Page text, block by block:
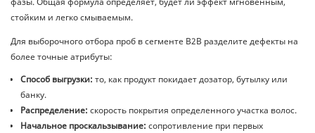
стойким и легко смываемым.
Для выборочного отбора проб в сегменте B2B разделите дефекты на
более точные атрибуты:
Способ выгрузки: то, как продукт покидает дозатор, бутылку или
банку.
Распределение: скорость покрытия определенного участка волос.
Начальное проскальзывание: сопротивление при первых